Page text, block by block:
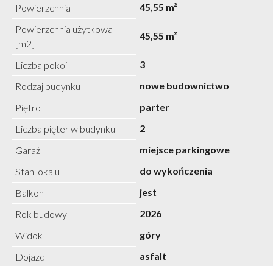
Powierzchnia
45,55 m²
Powierzchnia użytkowa
[m2]
45,55 m²
Liczba pokoi
3
Rodzaj budynku
nowe budownictwo
Piętro
parter
Liczba pięter w budynku
2
Garaż
miejsce parkingowe
Stan lokalu
do wykończenia
Balkon
jest
Rok budowy
2026
Widok
góry
Dojazd
asfalt